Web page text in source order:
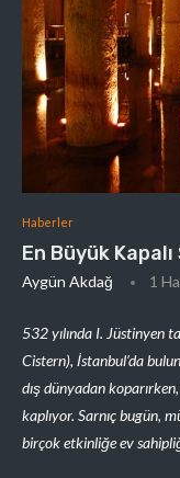
Haberler
En Büyük
Aygün Akdağ 1
532 yılında I. Jüstinyen
Cistern), İstanbul’da
dış dünyadan
kaplıyor. Sarnıç bugün,
birçok etkinliğe ev